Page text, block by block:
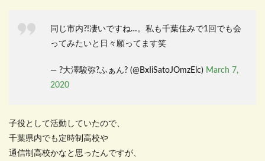
同じ市内?!凄いですね…。私も千葉住みで1回でも会
ってみたいと日々願ってます笑
— ?大澤駿弥?ふぁん? (@BxIiSatoJOmzElc) March 7,
2020
子役として活動していたので、
千葉県内でも定時制高校や
通信制高校かなと思ったんですが、